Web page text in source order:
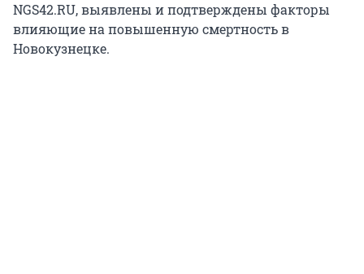
NGS42.RU, выявлены и подтверждены факторы
влияющие на повышенную смертность в
Новокузнецке.